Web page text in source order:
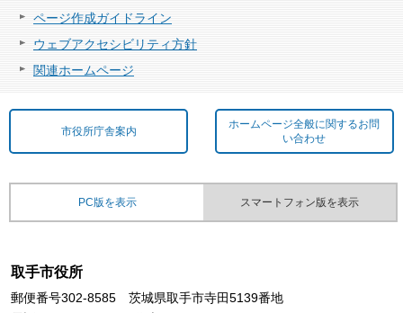
ページ作成ガイドライン
ウェブアクセシビリティ方針
関連ホームページ
市役所庁舎案内
ホームページ全般に関するお問
い合わせ
PC版を表示 スマートフォン版を表示
取手市役所
郵便番号302-8585 茨城県取手市寺田5139番地